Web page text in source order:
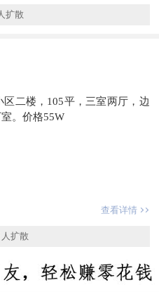
扩散
二楼，105平，三室两厅，边
。价格55W
查看详情
人扩散